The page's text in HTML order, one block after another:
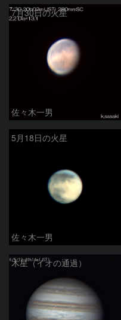
7月30日の火星
佐々木一男
5月18日の火星
佐々木一男
木星（イオの通過）